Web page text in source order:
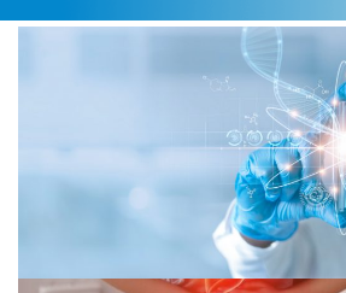
Mums ir jāmainās. Mentālās